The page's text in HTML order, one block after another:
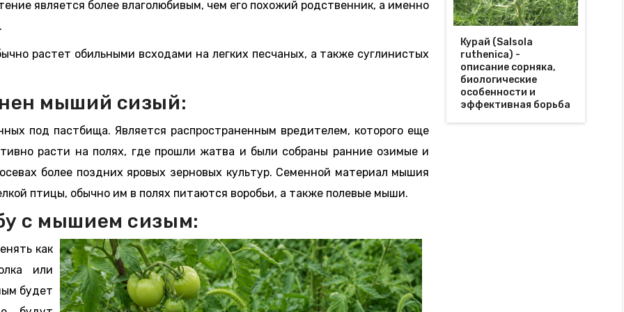
является более влаголюбивым, чем его похожий родственник, а именно
растет обильными всходами на легких песчаных, а также суглинистых
мыший сизый:
под пастбища. Является распространенным вредителем, которого еще
расти на полях, где прошли жатва и были собраны ранние озимые и
более поздних яровых зерновых культур. Семенной материал мышия
птицы, обычно им в полях питаются воробьи, а также полевые мыши.
с мышием сизым:
как
или
будет
Курай (Salsola
ruthenica) -
описание сорняка,
биологические
особенности и
эффективная борьба